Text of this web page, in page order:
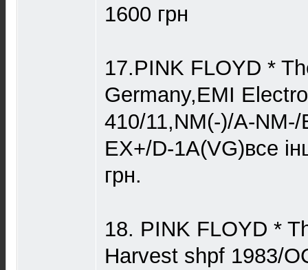
1600 грн
17.PINK FLOYD *
Germany,EMI
410/11,NM(-)/A-
ЕХ+/D-1A(VG)все
грн.
18. PINK FLOYD *
Harvest shpf 1983/